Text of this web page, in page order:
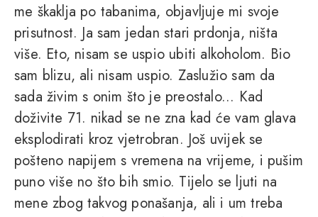
me škaklja po tabanima, objavljuje mi svoje
prisutnost. Ja sam jedan stari prdonja, ništa
više. Eto, nisam se uspio ubiti alkoholom. Bio
sam blizu, ali nisam uspio. Zaslužio sam da
sada živim s onim što je preostalo... Kad
doživite 71. nikad se ne zna kad će vam glava
eksplodirati kroz vjetrobran. Još uvijek se
pošteno napijem s vremena na vrijeme, i pušim
puno više no što bih smio. Tijelo se ljuti na
mene zbog takvog ponašanja, ali i um treba